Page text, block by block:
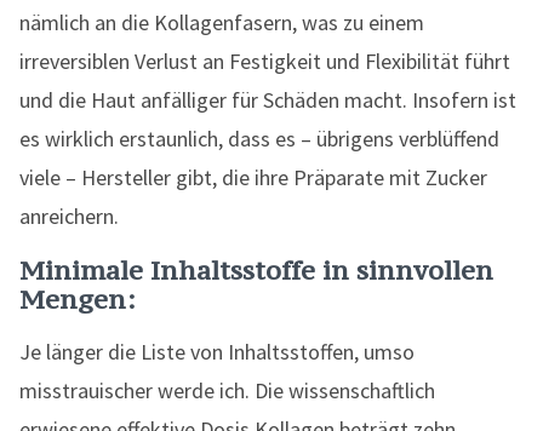
nämlich an die Kollagenfasern, was zu einem
irreversiblen Verlust an Festigkeit und Flexibilität führt
und die Haut anfälliger für Schäden macht. Insofern ist
es wirklich erstaunlich, dass es – übrigens verblüffend
viele – Hersteller gibt, die ihre Präparate mit Zucker
anreichern.
Minimale Inhaltsstoffe in sinnvollen
Mengen:
Je länger die Liste von Inhaltsstoffen, umso
misstrauischer werde ich. Die wissenschaftlich